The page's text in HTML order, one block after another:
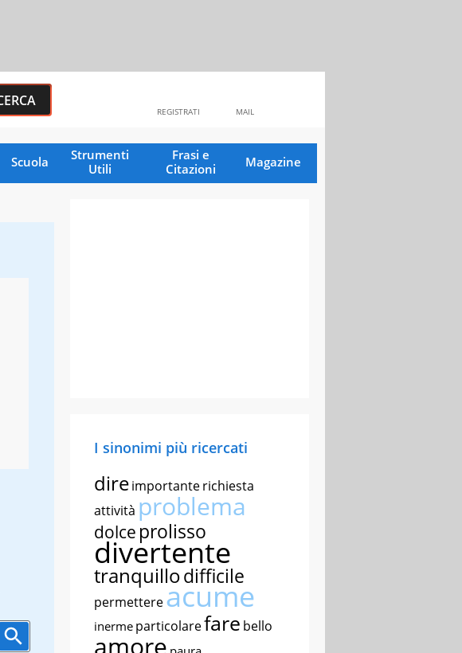
MAIL
REGISTRATI
Scuola
Strumenti
Utili
Frasi e
Citazioni
Magazine
I sinonimi più ricercati
direimportanterichiesta
attività problema
dolce prolisso
divertente
tranquillodifficile
permettereacume
inerme particolarefare bello
amore